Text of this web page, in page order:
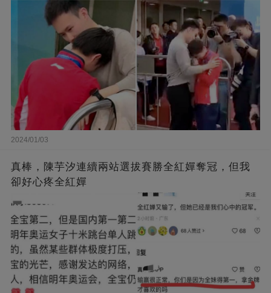
2024/01/03
真棒，陳芋汐連續兩站選拔賽勝全紅嬋奪冠，但我
卻好心疼全紅嬋